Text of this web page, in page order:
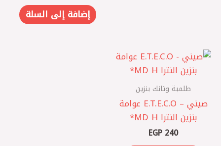
إضافة إلى السلة
طلمبة وتانك بنزين
صيني – E.T.E.C.O عوامة
بنزين النترا MD H*
EGP 240